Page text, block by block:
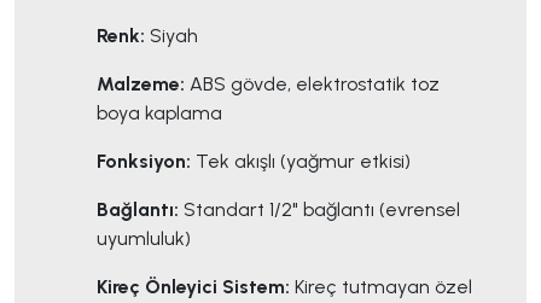
Renk: Siyah
Malzeme: ABS gövde, elektrostatik toz
boya kaplama
Fonksiyon: Tek akışlı (yağmur etkisi)
Bağlantı: Standart 1/2" bağlantı (evrensel
uyumluluk)
Kireç Önleyici Sistem: Kireç tutmayan özel